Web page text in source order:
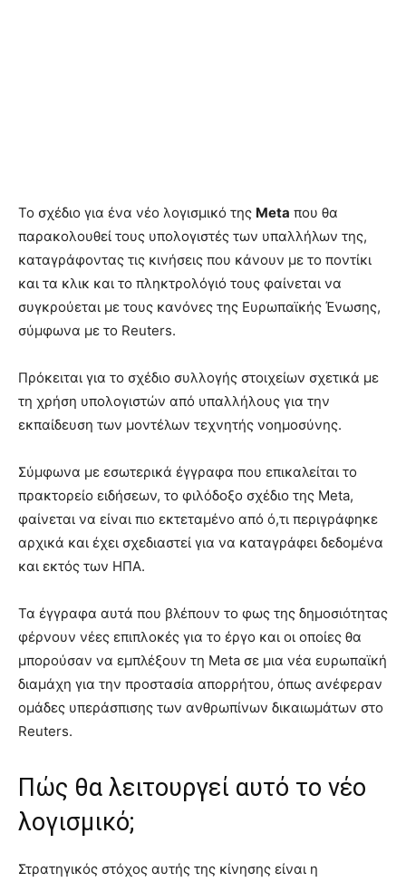
Το σχέδιο για ένα νέο λογισμικό της Meta που θα
παρακολουθεί τους υπολογιστές των υπαλλήλων της,
καταγράφοντας τις κινήσεις που κάνουν με το ποντίκι
και τα κλικ και το πληκτρολόγιό τους φαίνεται να
συγκρούεται με τους κανόνες της Ευρωπαϊκής Ένωσης,
σύμφωνα με το Reuters.
Πρόκειται για το σχέδιο συλλογής στοιχείων σχετικά με
τη χρήση υπολογιστών από υπαλλήλους για την
εκπαίδευση των μοντέλων τεχνητής νοημοσύνης.
Σύμφωνα με εσωτερικά έγγραφα που επικαλείται το
πρακτορείο ειδήσεων, το φιλόδοξο σχέδιο της Meta,
φαίνεται να είναι πιο εκτεταμένο από ό,τι περιγράφηκε
αρχικά και έχει σχεδιαστεί για να καταγράφει δεδομένα
και εκτός των ΗΠΑ.
Τα έγγραφα αυτά που βλέπουν το φως της δημοσιότητας
φέρνουν νέες επιπλοκές για το έργο και οι οποίες θα
μπορούσαν να εμπλέξουν τη Meta σε μια νέα ευρωπαϊκή
διαμάχη για την προστασία απορρήτου, όπως ανέφεραν
ομάδες υπεράσπισης των ανθρωπίνων δικαιωμάτων στο
Reuters.
Πώς θα λειτουργεί αυτό το νέο
λογισμικό;
Στρατηγικός στόχος αυτής της κίνησης είναι η